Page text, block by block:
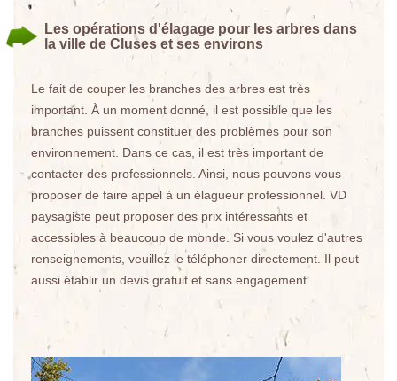
Les opérations d'élagage pour les arbres dans
la ville de Cluses et ses environs
Le fait de couper les branches des arbres est très
important. À un moment donné, il est possible que les
branches puissent constituer des problèmes pour son
environnement. Dans ce cas, il est très important de
contacter des professionnels. Ainsi, nous pouvons vous
proposer de faire appel à un élagueur professionnel. VD
paysagiste peut proposer des prix intéressants et
accessibles à beaucoup de monde. Si vous voulez d'autres
renseignements, veuillez le téléphoner directement. Il peut
aussi établir un devis gratuit et sans engagement.